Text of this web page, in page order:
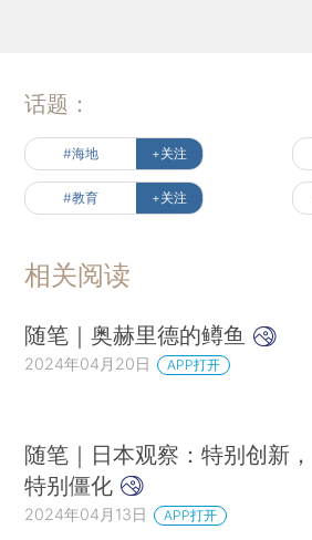
话题：
#海地 +关注
#教育 +关注
相关阅读
随笔｜奥赫里德的鳟鱼
2024年04月20日 APP打开
随笔｜日本观察：特别创新，
特别僵化
2024年04月13日 APP打开